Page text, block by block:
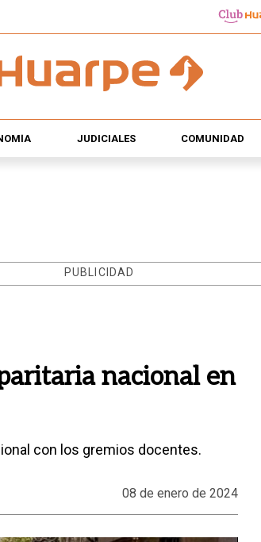
JUDICIALES COMUNIDAD
PUBLICIDAD
nacional en
con los gremios docentes.
08 de enero de 2024